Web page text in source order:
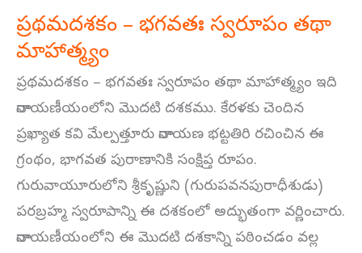
ప్రథమదశకం – భగవతః స్వరూపం తథా
మాహాత్మ్యం
ప్రథమదశకం – భగవతః స్వరూపం తథా మాహాత్మ్యం ఇది
నారాయణీయంలోని మొదటి దశకము. కేరళకు చెందిన
ప్రఖ్యాత కవి మేల్పత్తూరు నారాయణ భట్టతిరి రచించిన ఈ
గ్రంథం, భాగవత పురాణానికి సంక్షిప్త రూపం.
గురువాయూరులోని శ్రీకృష్ణుని (గురుపవనపురాధీశుడు)
పరబ్రహ్మ స్వరూపాన్ని ఈ దశకంలో అద్భుతంగా వర్ణించారు.
నారాయణీయంలోని ఈ మొదటి దశకాన్ని పఠించడం వల్ల